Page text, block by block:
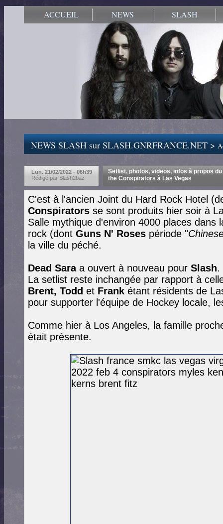
ACCUEIL NEWS SLASH
NEWS SLASH sur SLASH.GNRFRANCE.NET >
Lun. 21/02/2022 - 06h39
Rédigé par Slash2baz
Setlist, photos, videos, infos à propos
the Conspirators à Las Vegas
C'est à l'ancien Joint du Hard Rock Hotel
Conspirators se sont produits hier soir à
Salle mythique d'environ 4000 places dans
rock (dont Guns N' Roses période "
la ville du péché.
Dead Saraa ouvert à nouveau pour Slash.
La setlist reste inchangée par rapport à
Brent, Todd et Frank étant résidents de
pour supporter l'équipe de Hockey locale,
Comme hier à Los Angeles, la famille
était présente.